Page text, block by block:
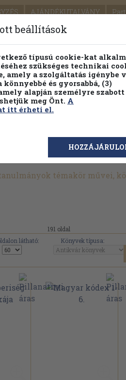
AJÁNDÉKUTALVÁNY
FENNTARTHATÓ
kereső Témaköri fa
Átfogó művek, tanulmányok
témakör művei,
191 oldal
látható: Könyvek típusa:
beállítások
típusú cookie-kat
szükséges technikai
amely a szolgáltatás igénybe
könnyebbé és gyorsabbá, (3)
alapján személyre szabott
meg Önt. A
itt érheti el.